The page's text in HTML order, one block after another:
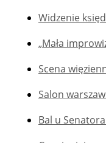
Widzenie
„Mała
Scena
Salon
Bal u